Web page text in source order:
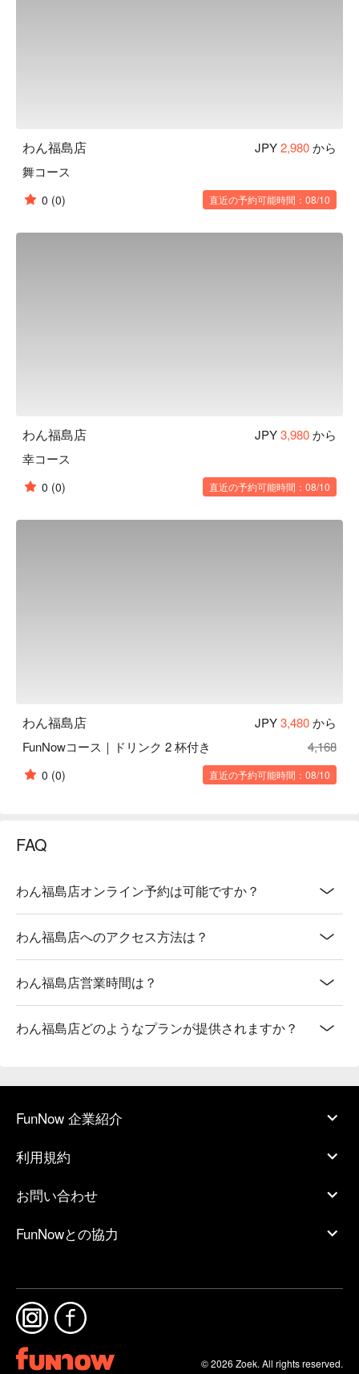
ダです。野菜を先に食べることでその後の糖質の吸収を穏や
かにし、急激な血糖値の上昇や糖の摂り過ぎを防ぐことがで
きます。おかわり自由で、ドレッシングも指定できます。
陶器のビール ：くいもの屋わんのビールは陶器で提供いた
わん福島店 JPY2,980から
舞コース
0 (0) 直近の予約可能時間：08/10
わん福島店 JPY3,980から
幸コース
0 (0) 直近の予約可能時間：08/10
わん福島店 JPY3,480から
FunNowコース｜ドリンク 2 杯付き
4,168
0 (0) 直近の予約可能時間：08/10
FAQ
わん福島店オンライン予約は可能ですか？
わん福島店へのアクセス方法は？
わん福島店営業時間は？
わん福島店どのようなプランが提供されますか？
FunNow 企業紹介
利用規約
お問い合わせ
FunNowとの協力
© 2026 Zoek. All rights reserved.